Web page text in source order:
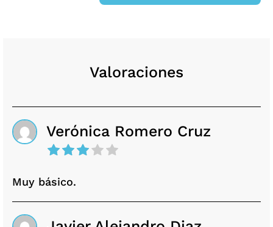
Valoraciones
Verónica Romero Cruz
Muy básico.